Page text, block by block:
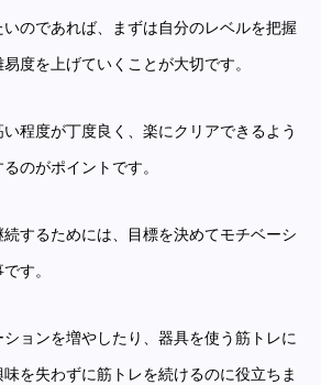
のであれば、まずは自分のレベルを把握
度を上げていくことが大切です。
程度が丁度良く、楽にクリアできるよう
のがポイントです。
するためには、目標を決めてモチベーシ
す。
ョンを増やしたり、器具を使う筋トレに
を失わずに筋トレを続けるのに役立ちま